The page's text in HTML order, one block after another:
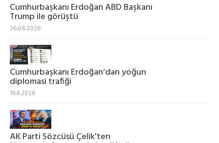
Cumhurbaşkanı Erdoğan ABD Başkanı
Trump ile görüştü
26.04.2026
Cumhurbaşkanı Erdoğan’dan yoğun
diplomasi trafiği
19.4.2026
AK Parti Sözcüsü Çelik'ten